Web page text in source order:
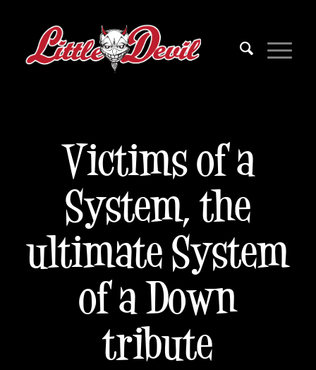
Victims of a
System, the
ultimate System
of a Down
tribute